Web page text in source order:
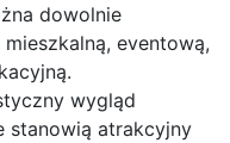
dowolnie
eventową,
wygląd
stanowią atrakcyjny